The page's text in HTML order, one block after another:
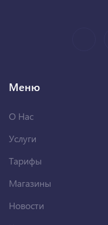
Меню
О Нас
Услуги
Тарифы
Магазины
Новости